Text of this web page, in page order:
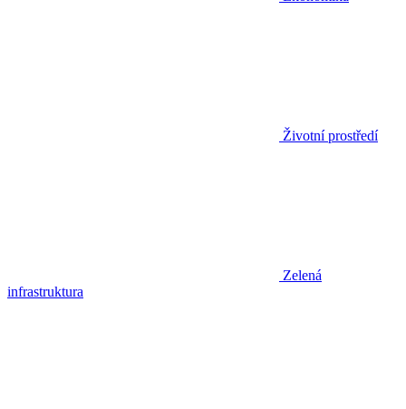
Životní prostředí
Zelená
infrastruktura